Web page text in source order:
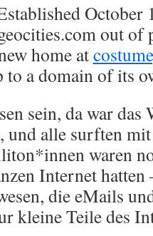
October
out of
home at
to a domain of its
sein, da war
und alle surften
waren
Internet
die eMails
kleine Teile des